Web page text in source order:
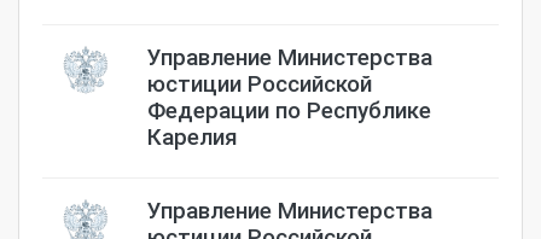
Управление Министерства
юстиции Российской
Федерации по Республике
Карелия
Управление Министерства